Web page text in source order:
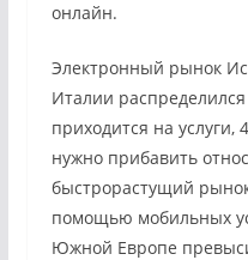
онлайн.
Электронный рынок
Италии
приходится на
нужно прибавить
быстрорастущий
помощью мобильных
Южной Европе